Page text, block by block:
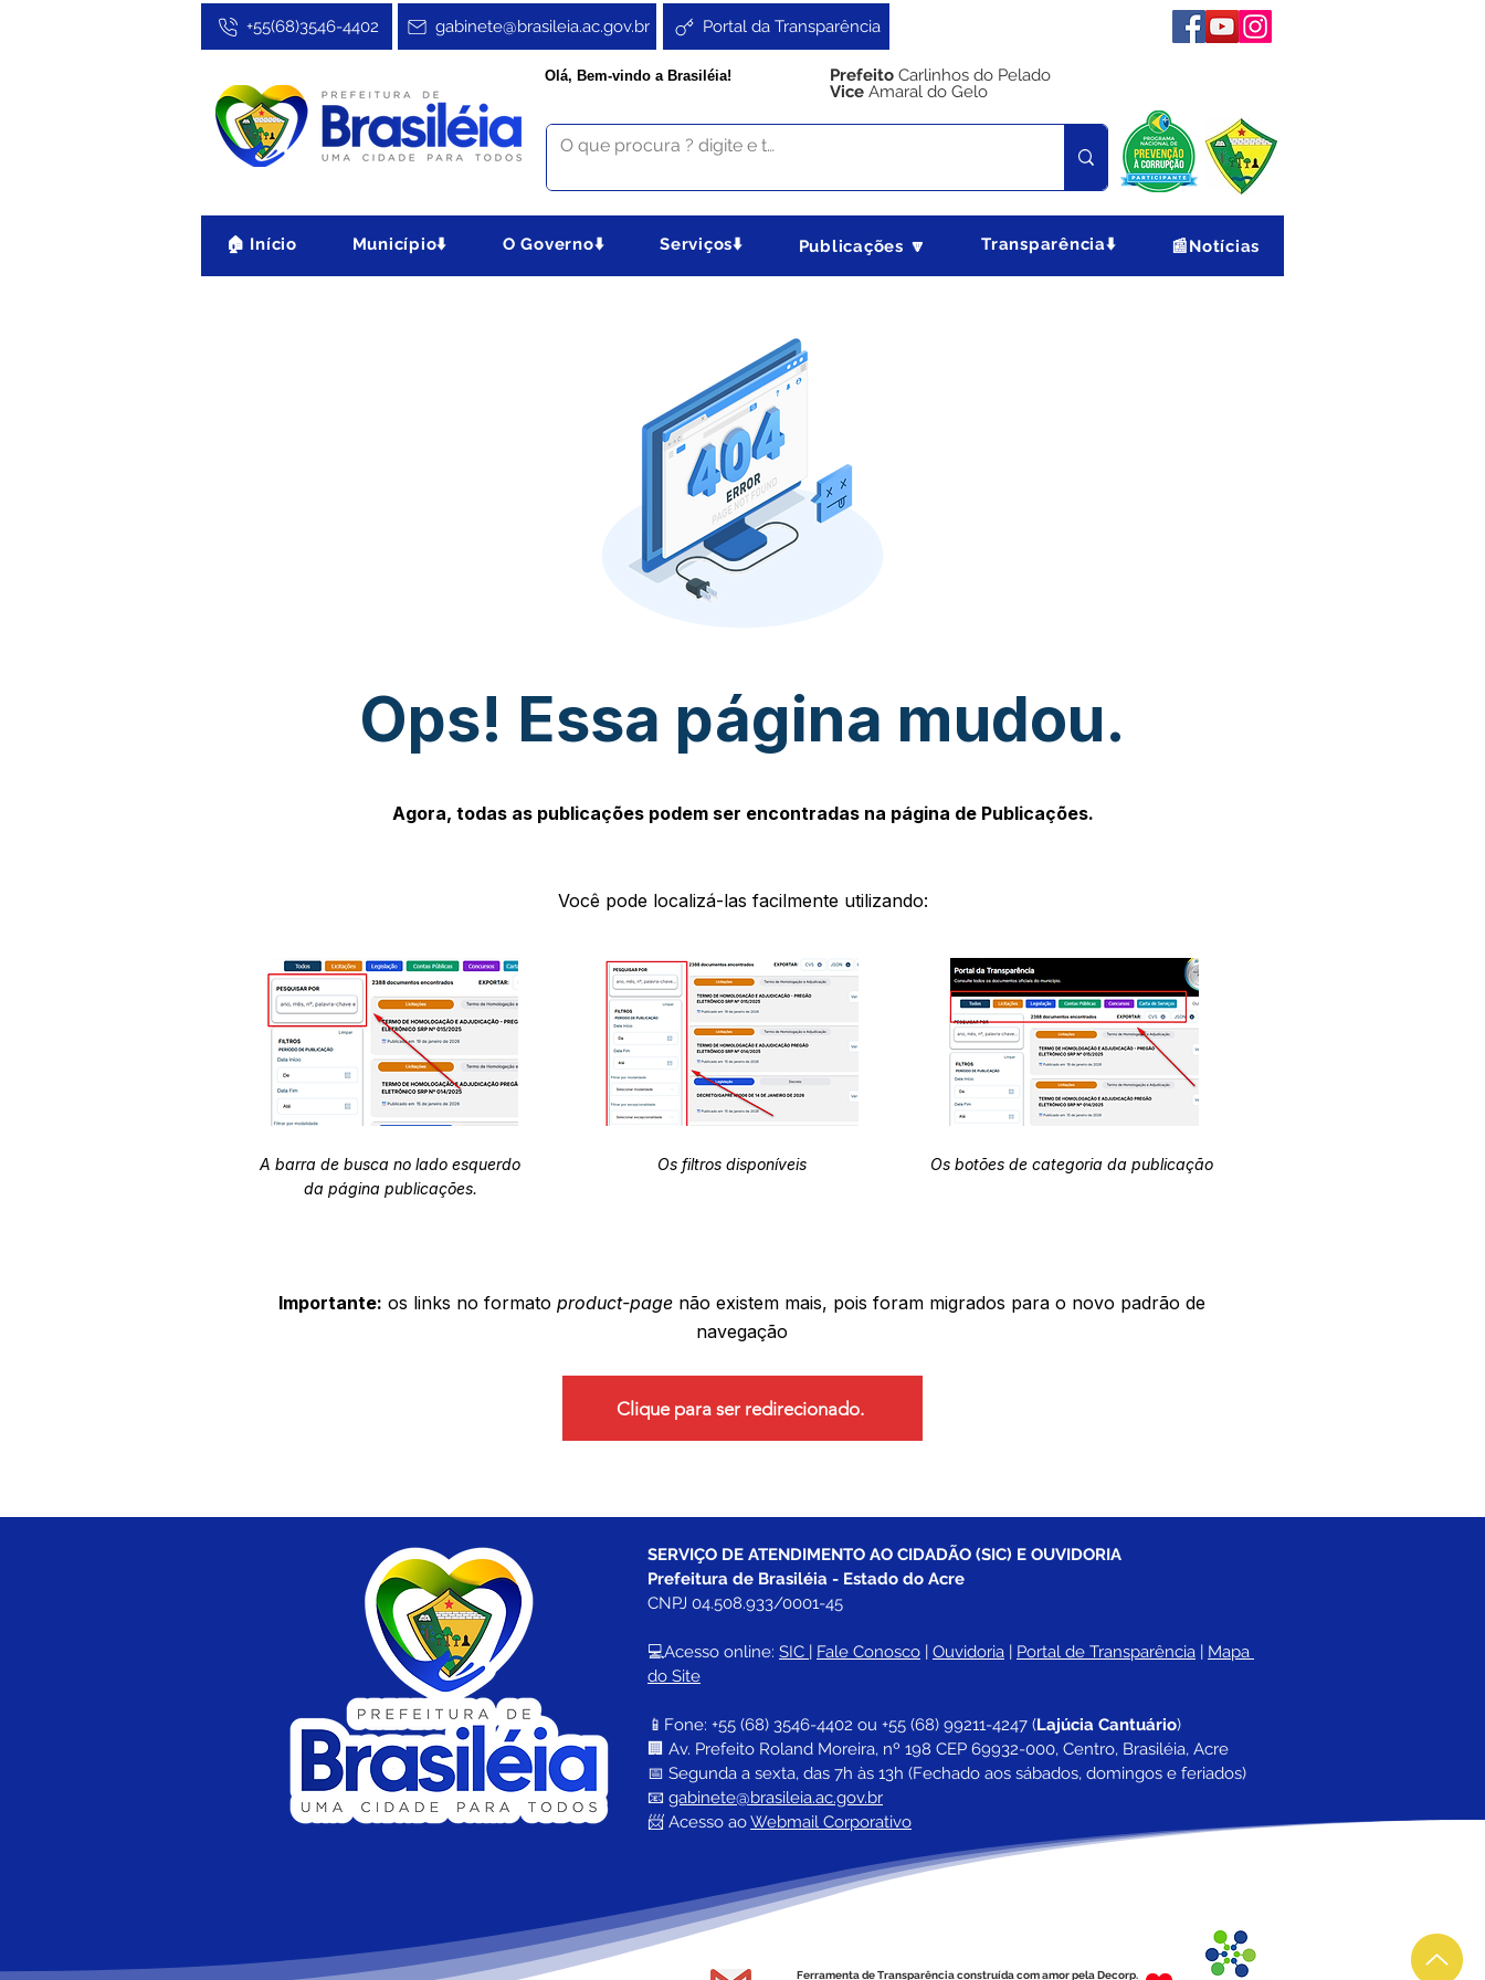
Portal da Transparência
gabinete@brasileia.ac.gov.br
+55(68)3546-4402
Olá, Bem-vindo a Brasiléia! Prefeito Carlinhos do Pelado
Vice Amaral do Gelo
🏠 Início Município⬇️ O Governo⬇️ Serviços⬇️ Publicações 🔽 Transparência⬇️ 📰Notícias
Ops! Essa página mudou.
Agora, todas as publicações podem ser encontradas na página de Publicações.
Você pode localizá-las facilmente utilizando:
A barra de busca no lado esquerdo
da página publicações.
Os filtros disponíveis Os botões de categoria da publicação
Importante: os links no formato product-page não existem mais, pois foram migrados para o novo padrão de
navegação
Clique para ser redirecionado.
SERVIÇO DE ATENDIMENTO AO CIDADÃO (SIC) E OUVIDORIA
Prefeitura de Brasiléia - Estado do Acre
CNPJ 04.508.933/0001-45
💻Acesso online: SIC | Fale Conosco | Ouvidoria | Portal de Transparência | Mapa
do Site
📱Fone: +55 (68) 3546-4402 ou +55 (68) 99211-4247 (Lajúcia Cantuário)
🏢 Av. Prefeito Roland Moreira, nº 198 CEP 69932-000, Centro, Brasiléia, Acre
📅 Segunda a sexta, das 7h às 13h (Fechado aos sábados, domingos e feriados)
📧 gabinete@brasileia.ac.gov.br
📨 Acesso ao Webmail Corporativo
Ferramenta de Transparência construída com amor pela Decorp.